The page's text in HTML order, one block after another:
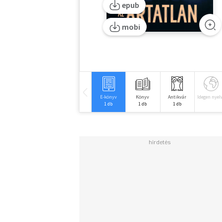
epub
mobi
E-könyv
1 db
Könyv
1 db
Antikvár
1 db
Idegen